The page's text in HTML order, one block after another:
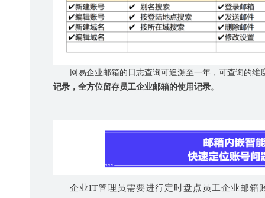
网易企业邮箱的日志查询可追溯至一年，可查询的维
记录，全方位留存员工企业邮箱的使用记录。
企业IT管理员需要进行定时盘点员工企业邮箱